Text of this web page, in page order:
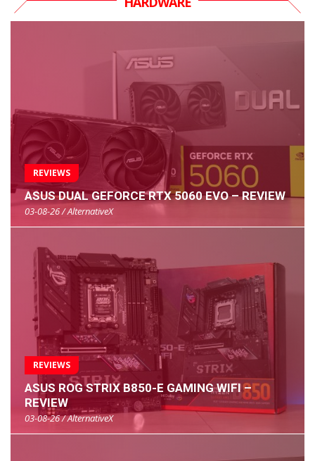
REVIEWS
ASUS DUAL GEFORCE RTX 5060 EVO – REVIEW
03-08-26 / AlternativeX
REVIEWS
ASUS ROG STRIX B850-E GAMING WIFI –
REVIEW
03-08-26 / AlternativeX